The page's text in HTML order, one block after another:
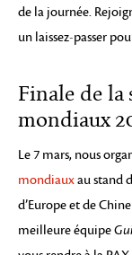
de la journée.
un laissez-passer
Finale de la
mondiaux
Le 7 mars, nous
mondiauxau stand
d’Europe et de
meilleure équipe